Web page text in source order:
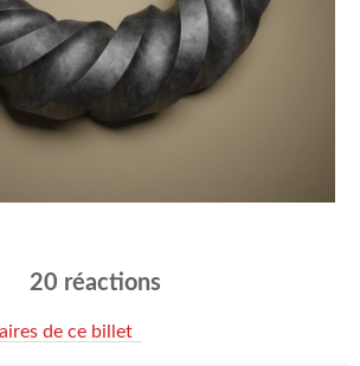
20 réactions
de ce billet